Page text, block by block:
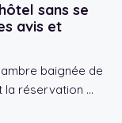
sans se
avis et
baignée de
la réservation …